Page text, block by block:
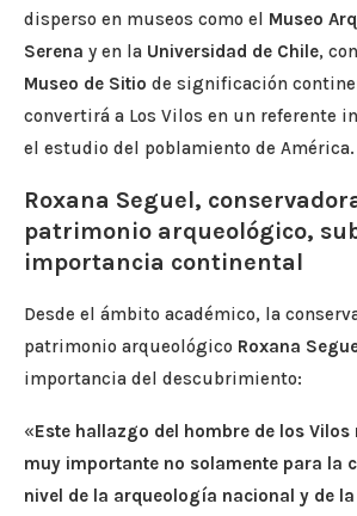
disperso en museos como el Museo
Serena y en la Universidad de Chile,
Museo de Sitio de significación
convertirá a Los Vilos en un referente
el estudio del poblamiento de América.
Roxana Seguel,
patrimonio arqueológico,
importancia continental
Desde el ámbito académico, la
patrimonio arqueológico Roxana
importancia del descubrimiento:
«Este hallazgo del hombre de los
muy importante no solamente para la
nivel de la arqueología nacional y de